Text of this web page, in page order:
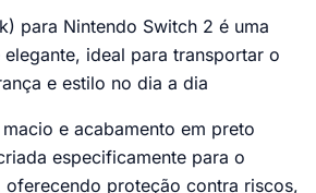
para Nintendo Switch 2 é uma
ideal para transportar o
e estilo no dia a dia
e acabamento em preto
especificamente para o
oferecendo proteção contra riscos,